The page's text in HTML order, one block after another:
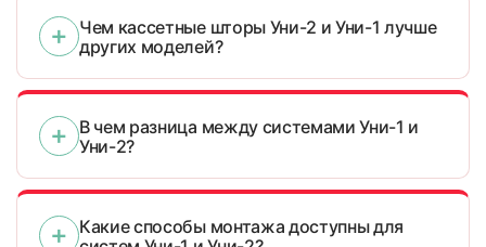
Чем кассетные шторы Уни-2 и Уни-1 лучше
других моделей?
В чем разница между системами Уни-1 и
Уни-2?
Какие способы монтажа доступны для